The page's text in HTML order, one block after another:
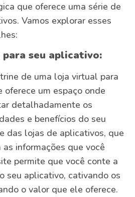
que oferece uma série de
Vamos explorar esses
seu aplicativo:
de uma loja virtual para
oferece um espaço onde
detalhadamente os
e benefícios do seu
das lojas de aplicativos, que
informações que você
permite que você conte a
seu aplicativo, cativando os
o valor que ele oferece.